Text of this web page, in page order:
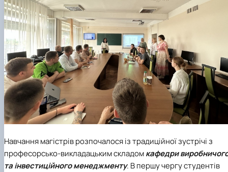
Навчання магістрів розпочалося із традиційної зустрічі з
професорсько-викладацьким складомкафедри
та інвестиційного менеджменту. В першу чергу студентів